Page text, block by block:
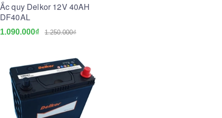
Ắc quy Delkor 12V 40AH
DF40AL
1.090.000₫ 1.250.000₫